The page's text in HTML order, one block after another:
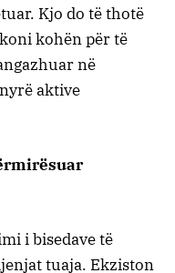
Kjo do të thotë
kohën për të
në
aktive
i bisedave të
tuaja. Ekziston